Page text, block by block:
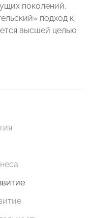
поколений,
подход к
высшей целью